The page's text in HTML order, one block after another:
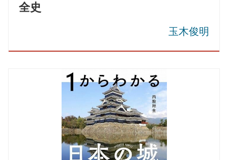
全史
玉木俊明